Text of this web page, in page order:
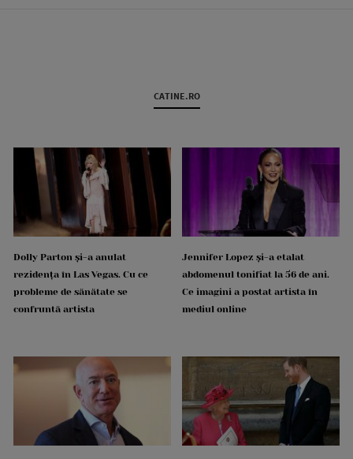
CATINE.RO
Dolly Parton și-a anulat
rezidența în Las Vegas. Cu ce
probleme de sănătate se
confruntă artista
Jennifer Lopez și-a etalat
abdomenul tonifiat la 56 de ani.
Ce imagini a postat artista în
mediul online